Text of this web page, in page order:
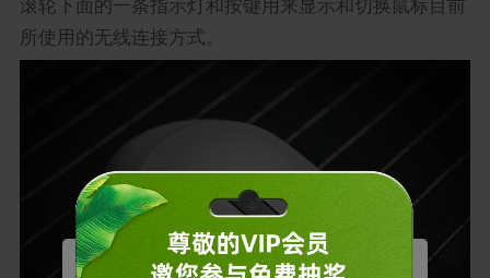
滚轮下面的一条指示灯和按键用来显示和切换鼠标目前
所使用的无线连接方式。